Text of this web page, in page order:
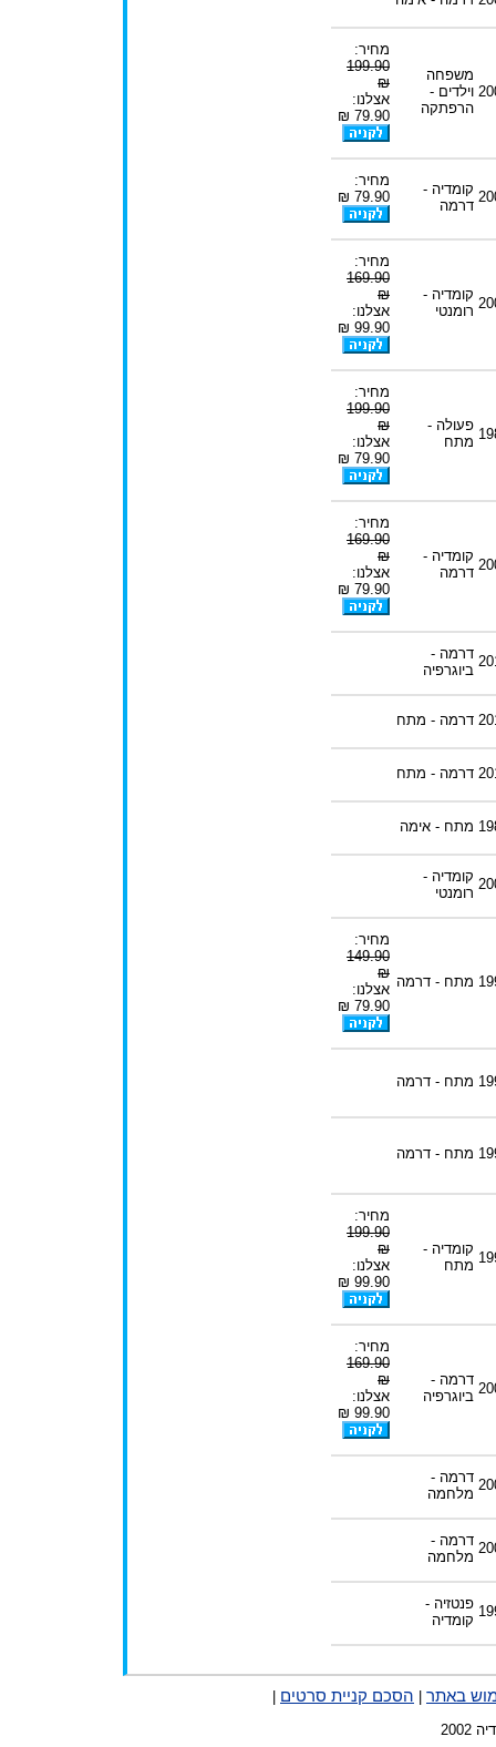
משפחה
וילדים -
הרפתקה
מחיר:
199.90
₪
אצלנו:
79.90 ₪
קומדיה -
דרמה
מחיר:
79.90 ₪
קומדיה -
רומנטי
מחיר:
169.90
₪
אצלנו:
99.90 ₪
פעולה -
מתח
מחיר:
199.90
₪
אצלנו:
79.90 ₪
קומדיה -
דרמה
מחיר:
169.90
₪
אצלנו:
79.90 ₪
דרמה -
ביוגרפיה
דרמה - מתח
דרמה - מתח
מתח - אימה
קומדיה -
רומנטי
מתח - דרמה
מחיר:
149.90
₪
אצלנו:
79.90 ₪
מתח - דרמה
מתח - דרמה
קומדיה -
מתח
מחיר:
199.90
₪
אצלנו:
99.90 ₪
דרמה -
ביוגרפיה
מחיר:
169.90
₪
אצלנו:
99.90 ₪
דרמה -
מלחמה
דרמה -
מלחמה
פנטזיה -
קומדיה
באתר הסכם קניית סרטים